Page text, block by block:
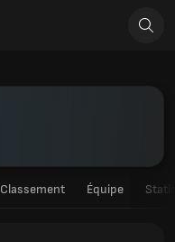
Classement Équipe